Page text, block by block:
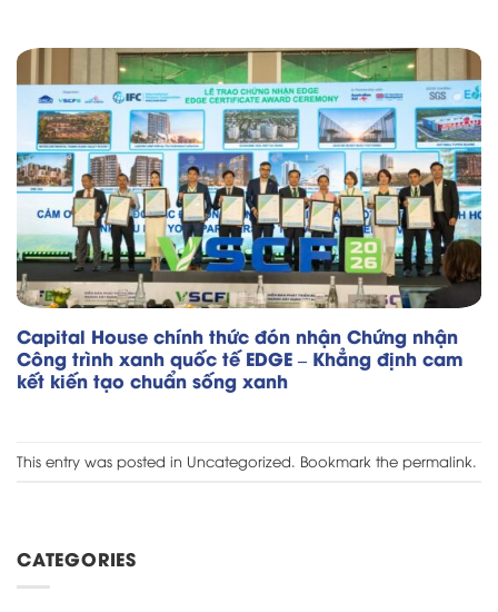
Capital House chính thức đón nhận Chứng nhận
Công trình xanh quốc tế EDGE – Khẳng định cam
kết kiến tạo chuẩn sống xanh
This entry was posted in Uncategorized. Bookmark the permalink.
CATEGORIES